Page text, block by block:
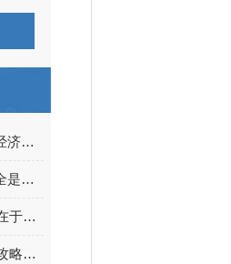
防水母线槽的导体材质和经济截面的选择
母线槽的安全施工方法，全是干货
AGV智能充电系统的核心在于其智能化的充电策略
AGV地充式充电机选型全攻略：接口、功率、通信协议与适配车型指南